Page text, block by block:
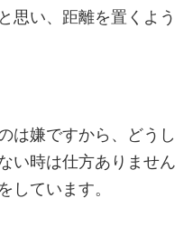
思い、距離を置くよう
は嫌ですから、どうし
い時は仕方ありません
しています。